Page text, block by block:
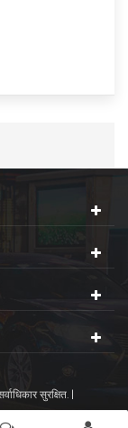
प्रदान करते हैं
उद्य...
सुरक्षित. |